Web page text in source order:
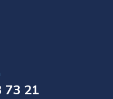
73 21